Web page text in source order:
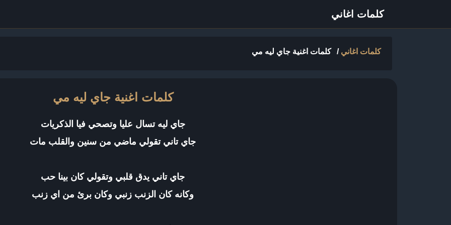
كلمات اغاني
كلمات اغاني/ كلمات اغنية جاي ليه مي
كلمات اغنية جاي ليه مي
جاي ليه تسال عليا وتصحي فيا الذكريات
جاي تاني تقولي ماضي من سنين والقلب مات
جاي تاني يدق قلبي وتقولي كان بينا حب
وكانه كان الزنب زنبي وكان برئ من اي زنب